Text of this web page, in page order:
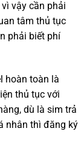
vậy cần phải
tâm thủ tục
phải biết phí
hoàn toàn là
thủ tục với
dù là sim trả
nhân thì đăng ký